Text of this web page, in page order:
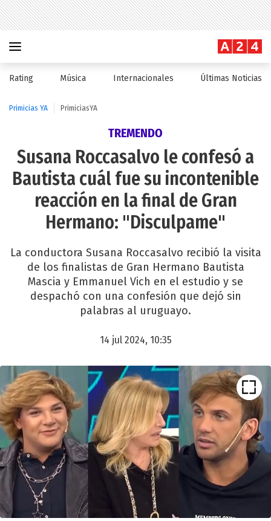
Rating Música Internacionales Últimas Noticias
Primicias YA PrimiciasYA
TREMENDO
Susana Roccasalvo le confesó a
Bautista cuál fue su incontenible
reacción en la final de Gran
Hermano: "Disculpame"
La conductora Susana Roccasalvo recibió la visita
de los finalistas de Gran Hermano Bautista
Mascia y Emmanuel Vich en el estudio y se
despachó con una confesión que dejó sin
palabras al uruguayo.
14 jul 2024, 10:35